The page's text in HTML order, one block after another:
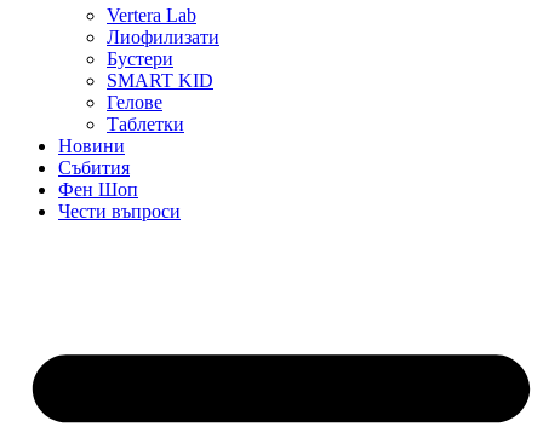
Vertera Lab
Лиофилизати
Бустери
SMART KID
Гелове
Таблетки
Новини
Събития
Фен Шоп
Чести въпроси